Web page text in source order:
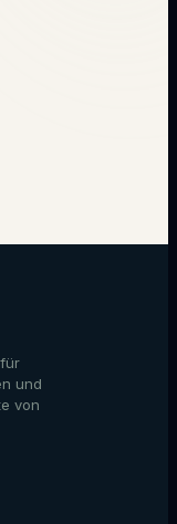
und
von